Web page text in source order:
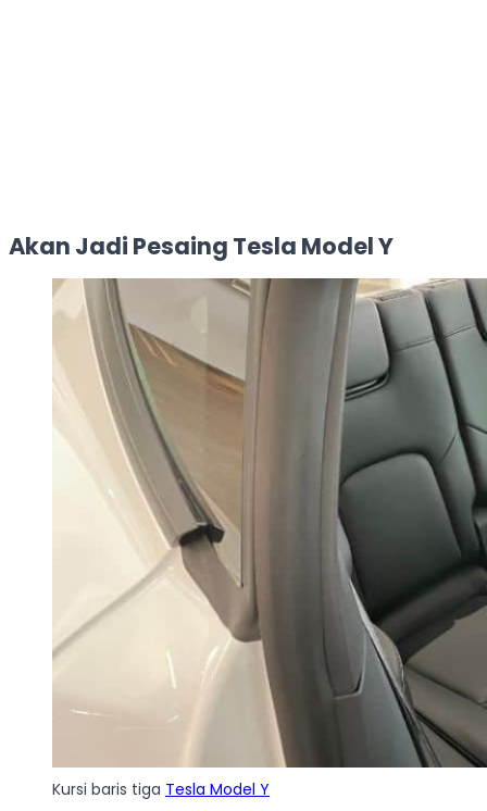
Akan Jadi Pesaing Tesla Model Y
Kursi baris tiga Tesla Model Y